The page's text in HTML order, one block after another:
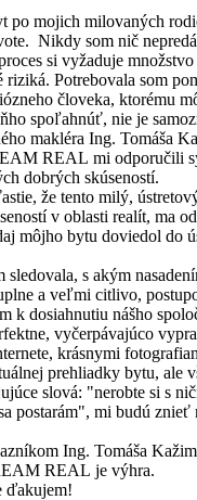
po mojich milovaných
Nikdy som nič
si vyžaduje
riziká. Potrebovala som
človeka, ktorému
spoľahnúť, nie je
makléra Ing. Tomáša
REAL mi odporučili
dobrých skúseností.
že tento milý,
v oblasti realít, ma
môjho bytu doviedol do
sledovala, s akým
a veľmi citlivo,
k dosiahnutiu nášho
vyčerpávajúco
krásnymi
prehliadky bytu, ale
slová: "nerobte si s
postarám", mi budú znieť
Ing. Tomáša
REAL je výhra.
ďakujem!